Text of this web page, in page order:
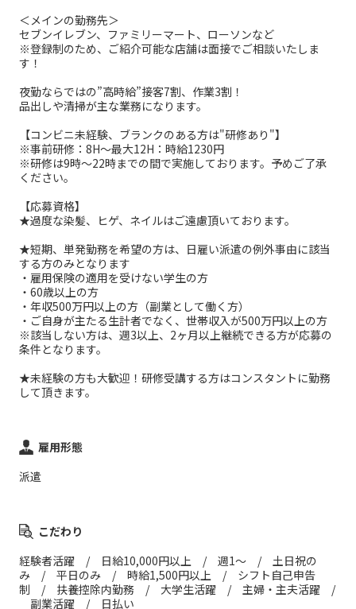
＜メインの勤務先＞
セブンイレブン、ファミリーマート、ローソンなど
※登録制のため、ご紹介可能な店舗は面接でご相談いたしま
す！
夜勤ならではの”高時給”接客7割、作業3割！
品出しや清掃が主な業務になります。
【コンビニ未経験、ブランクのある方は"研修あり"】
※事前研修：8H～最大12H：時給1230円
※研修は9時～22時までの間で実施しております。予めご了承
ください。
【応募資格】
★過度な染髪、ヒゲ、ネイルはご遠慮頂いております。
★短期、単発勤務を希望の方は、日雇い派遣の例外事由に該当
する方のみとなります
・雇用保険の適用を受けない学生の方
・60歳以上の方
・年収500万円以上の方（副業として働く方）
・ご自身が主たる生計者でなく、世帯収入が500万円以上の方
※該当しない方は、週3以上、2ヶ月以上継続できる方が応募の
条件となります。
★未経験の方も大歓迎！研修受講する方はコンスタントに勤務
して頂きます。
雇用形態
派遣
こだわり
経験者活躍 / 日給10,000円以上 / 週1～ / 土日祝の
み / 平日のみ / 時給1,500円以上 / シフト自己申告
制 / 扶養控除内勤務 / 大学生活躍 / 主婦・主夫活躍 /
副業活躍 / 日払い